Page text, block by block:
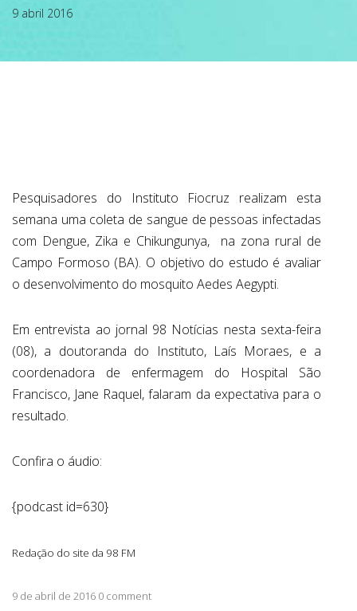
9 abril 2016
Pesquisadores do Instituto Fiocruz realizam esta
semana uma coleta de sangue de pessoas infectadas
com Dengue, Zika e Chikungunya, na zona rural de
Campo Formoso (BA). O objetivo do estudo é avaliar
o desenvolvimento do mosquito Aedes Aegypti.
Em entrevista ao jornal 98 Notícias nesta sexta-feira
(08), a doutoranda do Instituto, Laís Moraes, e a
coordenadora de enfermagem do Hospital São
Francisco, Jane Raquel, falaram da expectativa para o
resultado.
Confira o áudio:
{podcast id=630}
Redação do site da 98 FM
9 de abril de 2016 0 comment